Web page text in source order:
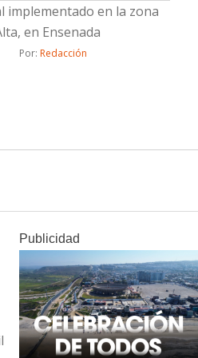
en la zona
en Ensenada
Por: Redacción
Publicidad